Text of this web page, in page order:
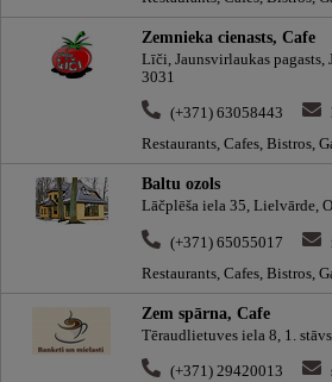
Zemnieka cienasts, Cafe
Līči, Jaunsvirlaukas pagasts,
3031
(+371) 63058443
Restaurants, Cafes, Bistros,
Baltu ozols
Lāčplēša iela 35, Lielvārde,
(+371) 65055017
Restaurants, Cafes, Bistros,
Zem spārna, Cafe
Tēraudlietuves iela 8, 1.
(+371) 29420013